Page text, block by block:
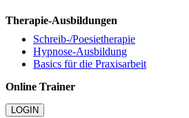
Therapie-Ausbildungen
Schreib-/Poesietherapie
Hypnose-Ausbildung
Basics für die Praxisarbeit
Online Trainer
LOGIN